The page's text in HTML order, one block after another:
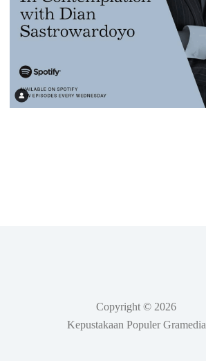
Copyright © 2026
Kepustakaan Populer Gramedia